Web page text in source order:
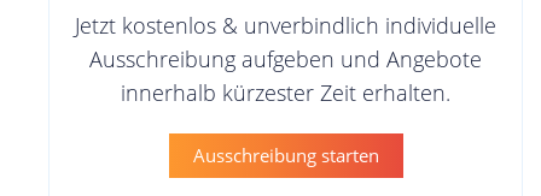
Jetzt kostenlos & unverbindlich individuelle
Ausschreibung aufgeben und Angebote
innerhalb kürzester Zeit erhalten.
Ausschreibung starten